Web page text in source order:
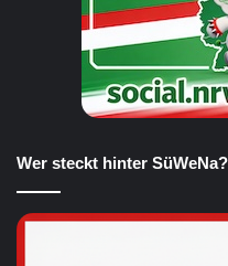
Wer steckt hinter SüWeNa?